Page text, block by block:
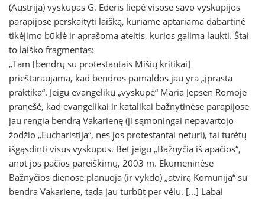
(Austrija) vyskupas G. Ederis liepė visose savo vyskupijos
parapijose perskaityti laišką, kuriame aptariama dabartinė
tikėjimo būklė ir aprašoma ateitis, kurios galima laukti. Štai
to laiško fragmentas:
„Tam [bendrų su protestantais Mišių kritikai]
prieštaraujama, kad bendros pamaldos jau yra „įprasta
praktika“. Jeigu evangelikų „vyskupė“ Maria Jepsen Romoje
pranešė, kad evangelikai ir katalikai bažnytinėse parapijose
jau rengia bendrą Vakarienę (ji sąmoningai nepavartojo
žodžio „Eucharistija“, nes jos protestantai neturi), tai turėtų
išgąsdinti visus vyskupus. Bet jeigu „Bažnyčia iš apačios“,
anot jos pačios pareiškimų, 2003 m. Ekumeninėse
Bažnyčios dienose planuoja (ir vykdo) „atvirą Komuniją“ su
bendra Vakariene, tada jau turbūt per vėlu. [...] Labai